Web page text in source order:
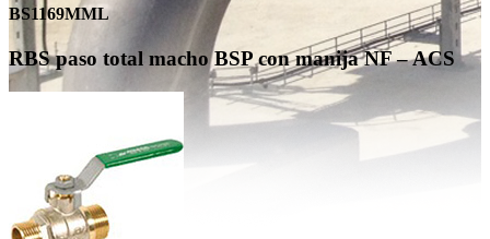
BS1169MML
RBS paso total macho BSP con manija NF – ACS